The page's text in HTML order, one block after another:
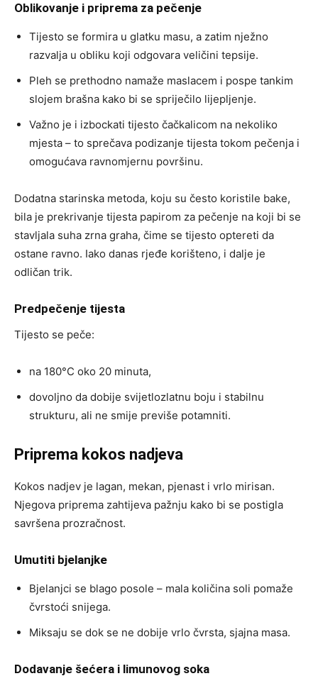
Oblikovanje i priprema za pečenje
Tijesto se formira u glatku masu, a zatim nježno
razvalja u obliku koji odgovara veličini tepsije.
Pleh se prethodno namaže maslacem i pospe tankim
slojem brašna kako bi se spriječilo lijepljenje.
Važno je i izbockati tijesto čačkalicom na nekoliko
mjesta – to sprečava podizanje tijesta tokom pečenja i
omogućava ravnomjernu površinu.
Dodatna starinska metoda, koju su često koristile bake,
bila je prekrivanje tijesta papirom za pečenje na koji bi se
stavljala suha zrna graha, čime se tijesto optereti da
ostane ravno. Iako danas rjeđe korišteno, i dalje je
odličan trik.
Predpečenje tijesta
Tijesto se peče:
na 180°C oko 20 minuta,
dovoljno da dobije svijetlozlatnu boju i stabilnu
strukturu, ali ne smije previše potamniti.
Priprema kokos nadjeva
Kokos nadjev je lagan, mekan, pjenast i vrlo mirisan.
Njegova priprema zahtijeva pažnju kako bi se postigla
savršena prozračnost.
Umutiti bjelanjke
Bjelanjci se blago posole – mala količina soli pomaže
čvrstoći snijega.
Miksaju se dok se ne dobije vrlo čvrsta, sjajna masa.
Dodavanje šećera i limunovog soka